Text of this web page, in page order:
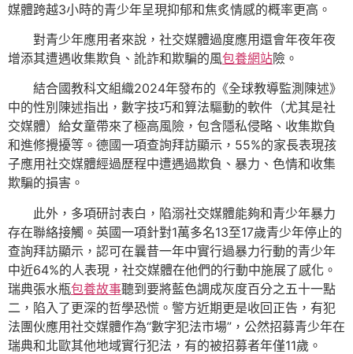
媒體跨越3小時的青少年呈現抑郁和焦炙情感的概率更高。
對青少年應用者來說，社交媒體過度應用還會年夜年夜
增添其遭遇收集欺負、訛詐和欺騙的風包養網站險。
結合國教科文組織2024年發布的《全球教導監測陳述》
中的性別陳述指出，數字技巧和算法驅動的軟件（尤其是社
交媒體）給女童帶來了極高風險，包含隱私侵略、收集欺負
和進修攪擾等。德國一項查詢拜訪顯示，55%的家長表現孩
子應用社交媒體經過歷程中遭遇過欺負、暴力、色情和收集
欺騙的損害。
此外，多項研討表白，陷溺社交媒體能夠和青少年暴力
存在聯絡接觸。英國一項針對1萬多名13至17歲青少年停止的
查詢拜訪顯示，認可在曩昔一年中實行過暴力行動的青少年
中近64%的人表現，社交媒體在他們的行動中施展了感化。
瑞典張水瓶包養故事聽到要將藍色調成灰度百分之五十一點
二，陷入了更深的哲學恐慌。警方近期更是收回正告，有犯
法團伙應用社交媒體作為“數字犯法市場”，公然招募青少年在
瑞典和北歐其他地域實行犯法，有的被招募者年僅11歲。